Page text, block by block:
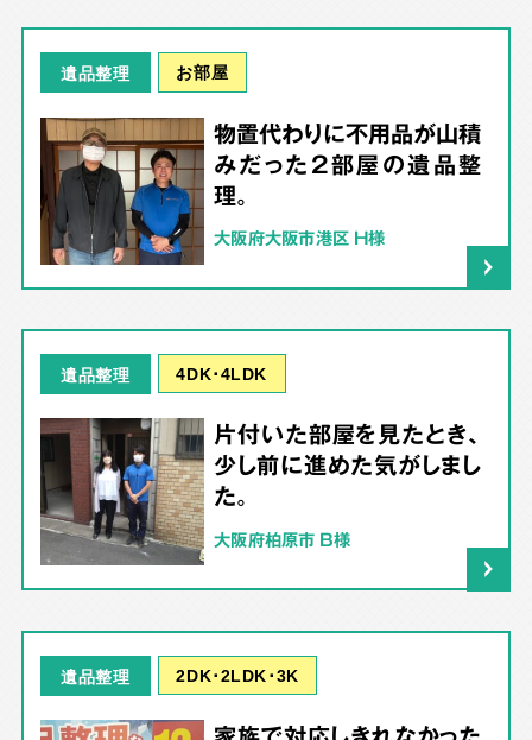
遺品整理 お部屋
物置代わりに不用品が山積
みだった2部屋の遺品整
理。
大阪府大阪市港区 H様
遺品整理 4DK･4LDK
片付いた部屋を見たとき、
少し前に進めた気がしまし
た。
大阪府柏原市 B様
遺品整理 2DK･2LDK･3K